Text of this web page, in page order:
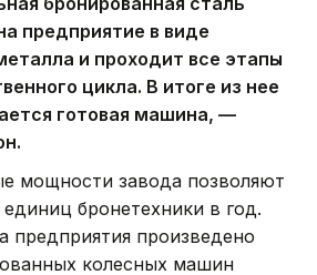
предприятие в виде
и проходит все этапы
цикла. В итоге из нее
готовая машина, —
мощности завода позволяют
бронетехники в год.
предприятия произведено
колесных машин